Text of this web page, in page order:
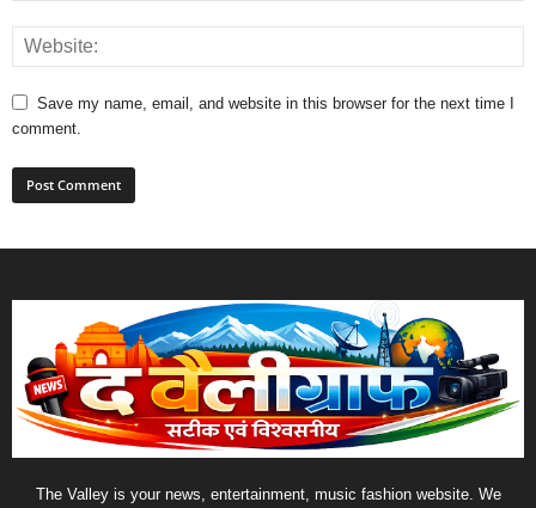
Save my name, email, and website in this browser for the next time I
comment.
The Valley is your news, entertainment, music fashion website. We